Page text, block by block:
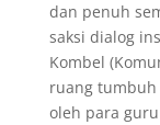
dan penuh
saksi dialog
Kombel
ruang tumbuh
oleh para guru